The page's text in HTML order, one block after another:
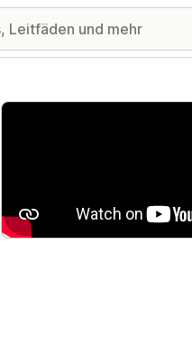
Vorgestellte Bildergalerie